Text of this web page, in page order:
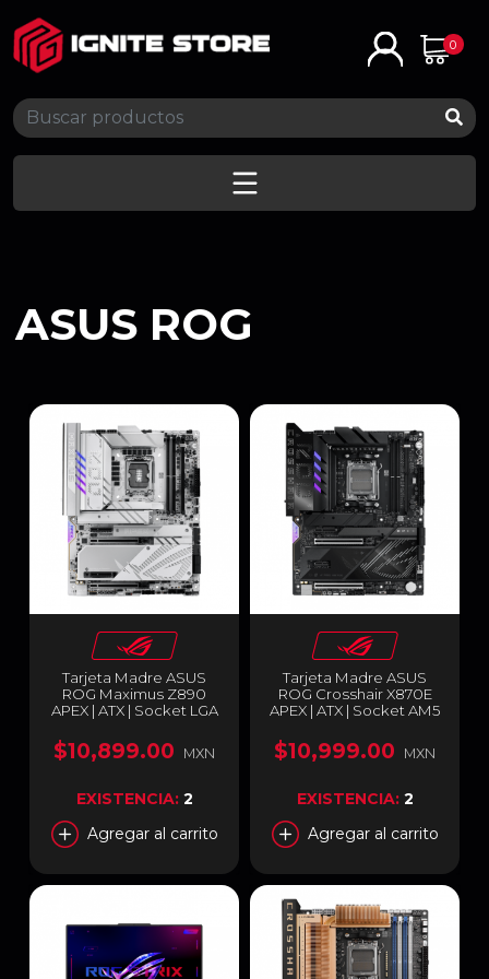
0
ASUS ROG
Tarjeta Madre ASUS
ROG Maximus Z890
APEX | ATX | Socket LGA
2 x DDR5 (Hasta 128GB) |
2 x USB-C | Wi-Fi 7 |
Blanco / Negro | ROG
MAXIMUS Z890 APEX
$10,899.00 MXN
EXISTENCIA: 2
Agregar al carrito
Tarjeta Madre ASUS
ROG Crosshair X870E
APEX | ATX | Socket AM5
x DDR5 (Hasta 128GB) | 2
x USB-C | Wi-Fi 7 |
ROG CROSSHAIR X870E
APEX
$10,999.00 MXN
EXISTENCIA: 2
Agregar al carrito